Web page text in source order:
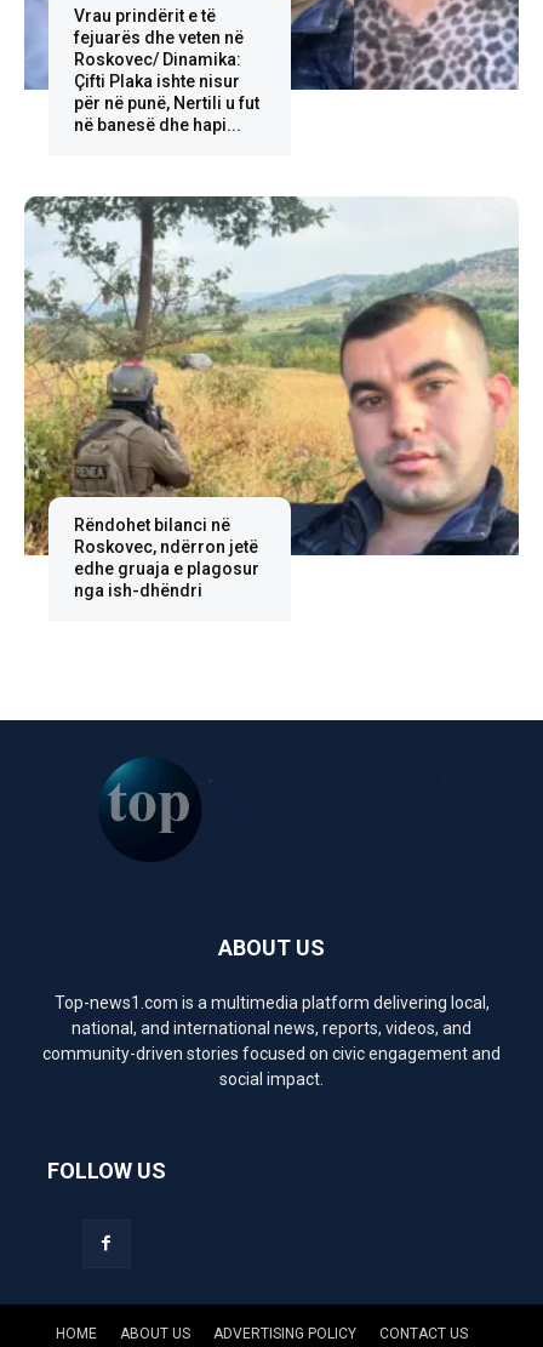
Vrau prindërit e të
fejuarës dhe veten në
Roskovec/ Dinamika:
Çifti Plaka ishte nisur
për në punë, Nertili u fut
në banesë dhe hapi...
Rëndohet bilanci në
Roskovec, ndërron jetë
edhe gruaja e plagosur
nga ish-dhëndri
ABOUT US
Top-news1.com is a multimedia platform delivering local,
national, and international news, reports, videos, and
community-driven stories focused on civic engagement and
social impact.
FOLLOW US
HOME ABOUT US ADVERTISING POLICY CONTACT US